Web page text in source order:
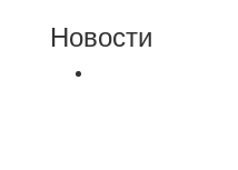
Новости